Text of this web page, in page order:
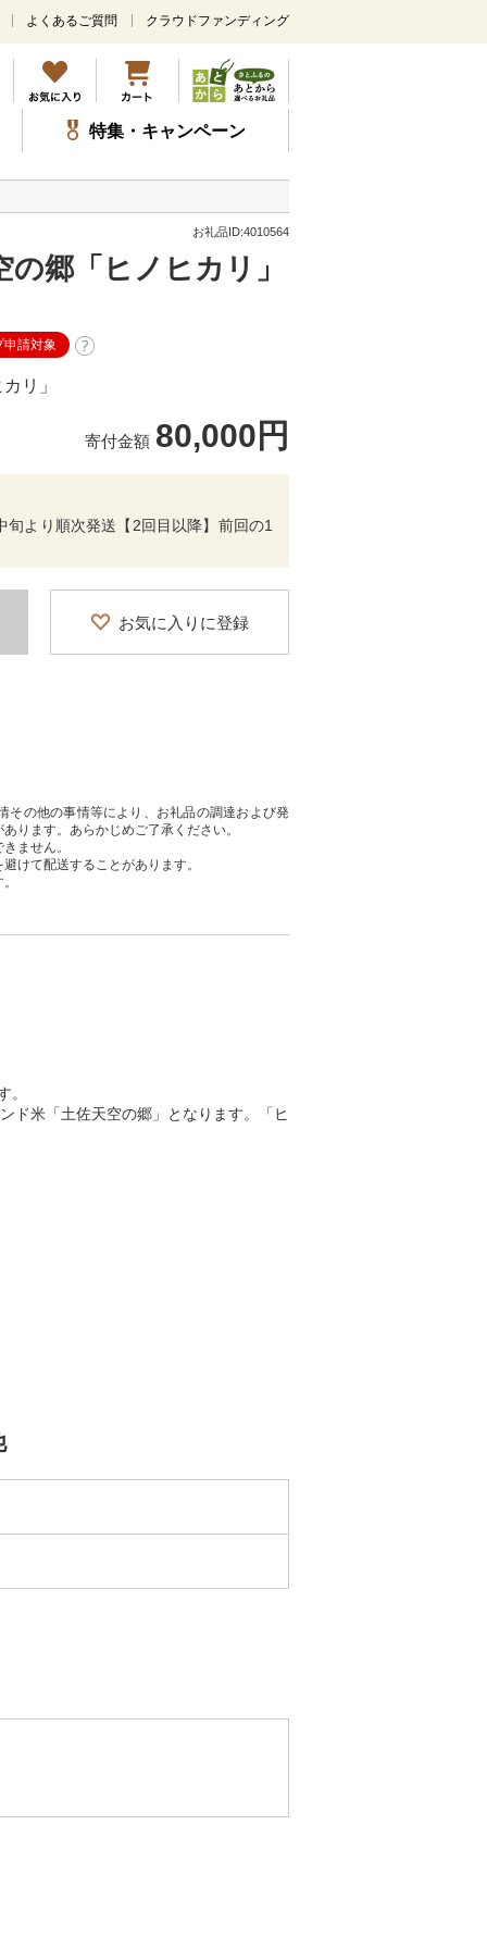
メ
ン
コ
ン
テ
ツ
ッ
よくあるご質問 クラウドファンディング
特集・キャンペーン
お礼品ID:4010564
郷「ヒノヒカリ」
申請対象
リ」
寄付金額 80,000円
より順次発送【2回目以降】前回の1
お気に入りに登録
の他の事情等により、お礼品の調達および発
ります。あらかじめご了承ください。
ません。
けて配送することがあります。
棚田で育てられたお米です。
米「土佐天空の郷」となります。「ヒ